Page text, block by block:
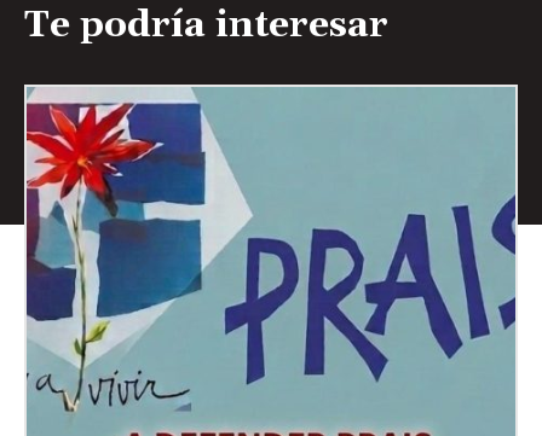
Te podría interesar